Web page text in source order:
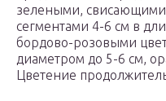
зелеными,
сегментами 4-6 см в
бордово-розовыми
диаметром до 5-6 см,
Цветение